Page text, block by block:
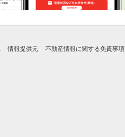
情報提供元 不動産情報に関する免責事項